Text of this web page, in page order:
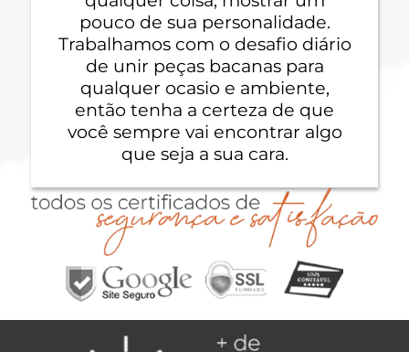
pouco de sua personalidade.
Trabalhamos com o desafio diário
de unir peças bacanas para
qualquer ocasio e ambiente,
então tenha a certeza de que
você sempre vai encontrar algo
que seja a sua cara.